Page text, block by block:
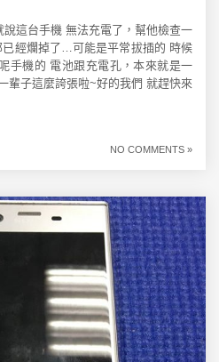
這台手機 無法充電了，幫他檢查一
經爛掉了…可能是平常拔插的 時候
手機的 電池跟充電孔，本來就是一
輩子這麼誇張啦~好的我們 就趕快來
NO COMMENTS »